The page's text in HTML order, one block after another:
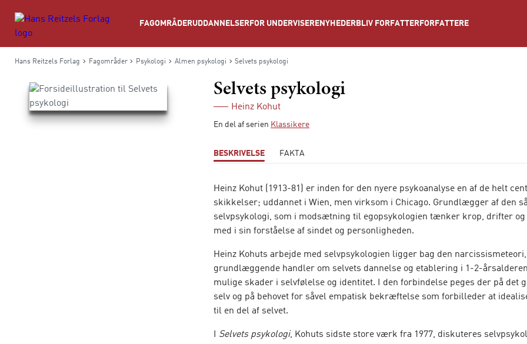
FAGOMRÅDERUDDANNELSER FOR UNDERVISERE NYHEDER BLIV FORFATTER FORFATTERE
Hans Reitzels Forlag Fagområder Psykologi Almen psykologi Selvets psykologi
Selvets psykologi
Heinz Kohut
En del af serien Klassikere
BESKRIVELSE FAKTA
Heinz Kohut (1913-81) er inden for den nyere psykoanalyse en af de helt
skikkelser; uddannet i Wien, men virksom i Chicago. Grundlægger af den
selvpsykologi, som i modsætning til egopsykologien tænker krop, drifter
med i sin forståelse af sindet og personligheden.
Heinz Kohuts arbejde med selvpsykologien ligger bag den
grundlæggende handler om selvets dannelse og etablering i 1-2-
mulige skader i selvfølelse og identitet. I den forbindelse peges der på det
selv og på behovet for såvel empatisk bekræftelse som forbilleder at
til en del af selvet.
Selvets psykologi, Kohuts sidste store værk fra 1977, diskuteres